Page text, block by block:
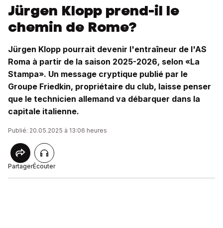
Jürgen Klopp prend-il le
chemin de Rome?
Jürgen Klopp pourrait devenir l'entraîneur de l'AS
Roma à partir de la saison 2025-2026, selon «La
Stampa». Un message cryptique publié par le
Groupe Friedkin, propriétaire du club, laisse penser
que le technicien allemand va débarquer dans la
capitale italienne.
Publié: 20.05.2025 à 13:06 heures
PartagerÉcouter